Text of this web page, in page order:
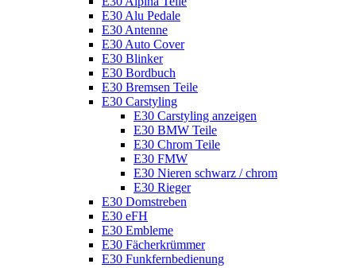
E30 Alu Pedale
E30 Antenne
E30 Auto Cover
E30 Blinker
E30 Bordbuch
E30 Bremsen Teile
E30 Carstyling
E30 Carstyling anzeigen
E30 BMW Teile
E30 Chrom Teile
E30 FMW
E30 Nieren schwarz / chrom
E30 Rieger
E30 Domstreben
E30 eFH
E30 Embleme
E30 Fächerkrümmer
E30 Funkfernbedienung